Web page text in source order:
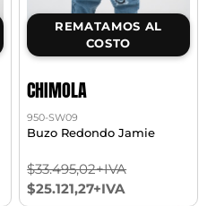
REMATAMOS AL
COSTO
CHIMOLA
950-SW09
Buzo Redondo Jamie
$33.495,02+IVA
$25.121,27+IVA